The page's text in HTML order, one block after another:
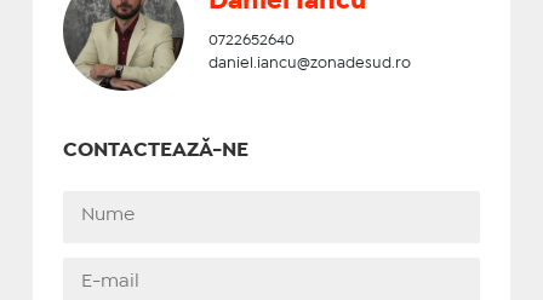
0722652640
daniel.iancu@zonadesud.ro
CONTACTEAZĂ-NE